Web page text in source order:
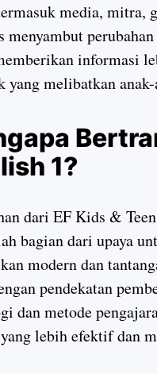
media, mitra,
menyambut
informasi
yang melibatkan
1?
dari EF Kids &
bagian dari upaya
modern dan
pendekatan
dan metode
lebih efektif dan